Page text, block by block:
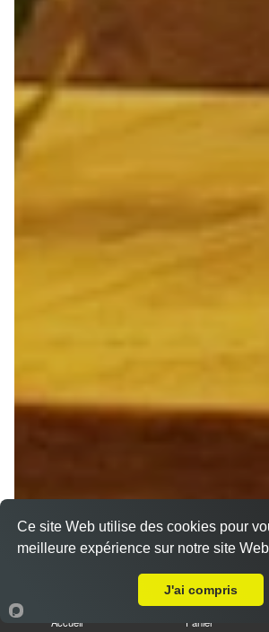
Accueil Panier
Ce site Web utilise des cookies pour
meilleure expérience sur notre site Web
J'ai compris